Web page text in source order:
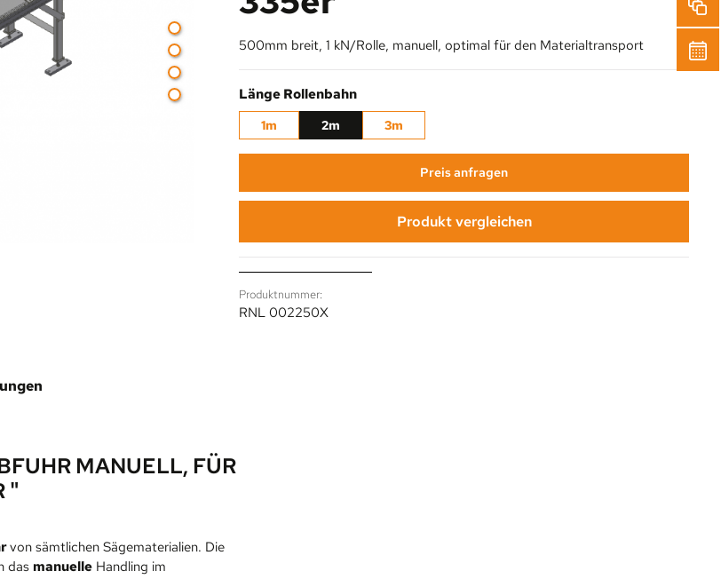
500mm breit, 1 kN/Rolle, manuell, optimal für den Materialtransport
Länge Rollenbahnauswählen
1m 2m 3m
Preis anfragen
Produkt vergleichen
Produktnummer:
RNL 002250X
MANUELL, FÜR
"
von sämtlichen Sägematerialien. Die
das manuelle Handling im